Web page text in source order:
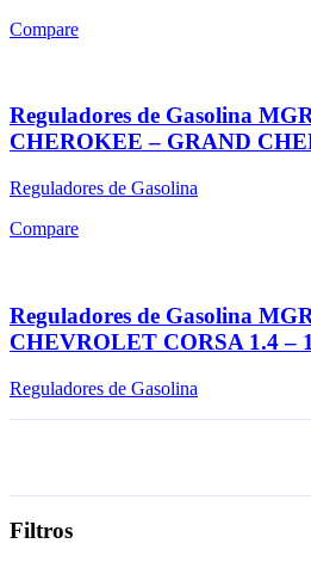
Compare
Reguladores de Gasolina
CHEROKEE – GRAND
Reguladores de Gasolina
Compare
Reguladores de Gasolina
CHEVROLET CORSA 1.4 –
Reguladores de Gasolina
Filtros